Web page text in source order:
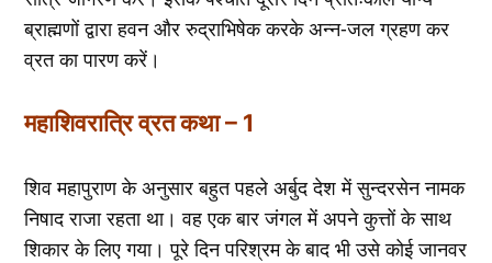
ब्राह्मणों द्वारा हवन और रुद्राभिषेक करके अन्न-जल ग्रहण कर
व्रत का पारण करें।
महाशिवरात्रि व्रत कथा – 1
शिव महापुराण के अनुसार बहुत पहले अर्बुद देश में सुन्दरसेन नामक
निषाद राजा रहता था। वह एक बार जंगल में अपने कुत्तों के साथ
शिकार के लिए गया। पूरे दिन परिश्रम के बाद भी उसे कोई जानवर